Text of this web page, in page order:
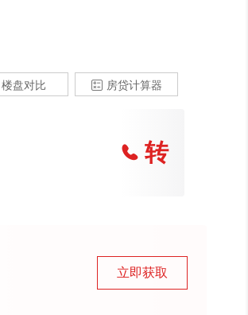
楼盘对比  房贷计算器
 转
立即获取